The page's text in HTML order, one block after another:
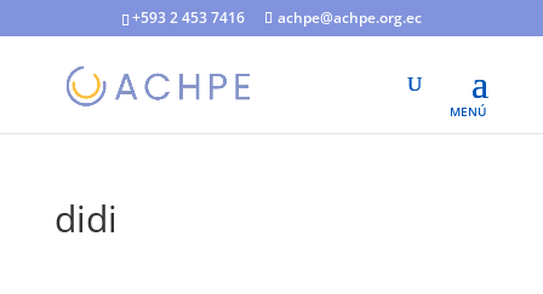
+593 2 453 7416 achpe@achpe.org.ec
didi